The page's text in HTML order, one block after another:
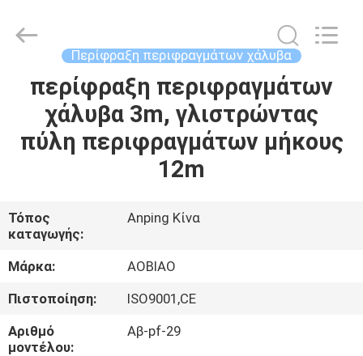
ΣΠΊΤΙ
ΠΡΟΪΌΝΤΑ
ΕΜΕΊΣ
ΓΎΡΟΣ
ΕΡΓΟΣΤΑΣΊΩΝ
ΠΟΙΟΤΙΚΌΣ
Copyright
Co.,Ltd.
Περίφραξη περιφραγμάτων χάλυβα
περίφραξη περιφραγμάτων
χάλυβα 3m, γλιστρώντας
πύλη περιφραγμάτων μήκους
12m
Τόπος
καταγωγής:
Anping Κίνα
Μάρκα:
AOBIAO
Πιστοποίηση:
ISO9001,CE
Αριθμό
μοντέλου:
Αβ-pf-29